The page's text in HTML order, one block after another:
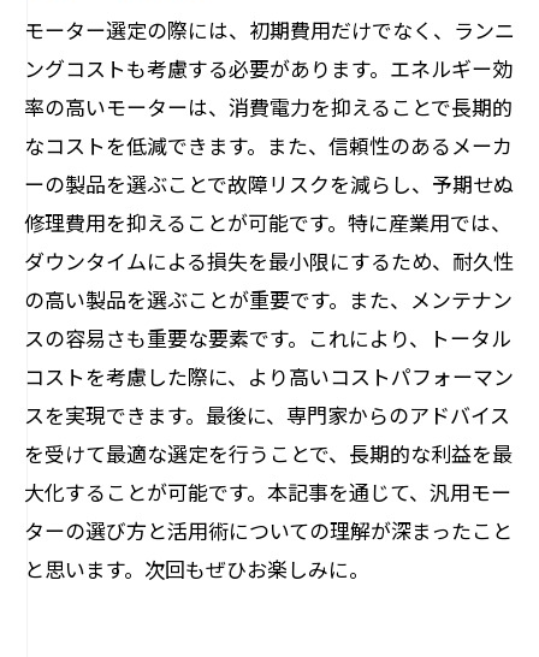
モーター選定の際には、初期費用だけでなく、ランニ
ングコストも考慮する必要があります。エネルギー効
率の高いモーターは、消費電力を抑えることで長期的
なコストを低減できます。また、信頼性のあるメーカ
ーの製品を選ぶことで故障リスクを減らし、予期せぬ
修理費用を抑えることが可能です。特に産業用では、
ダウンタイムによる損失を最小限にするため、耐久性
の高い製品を選ぶことが重要です。また、メンテナン
スの容易さも重要な要素です。これにより、トータル
コストを考慮した際に、より高いコストパフォーマン
スを実現できます。最後に、専門家からのアドバイス
を受けて最適な選定を行うことで、長期的な利益を最
大化することが可能です。本記事を通じて、汎用モー
ターの選び方と活用術についての理解が深まったこと
と思います。次回もぜひお楽しみに。